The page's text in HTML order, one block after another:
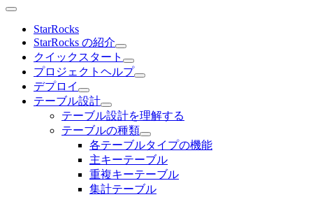
StarRocks
StarRocks の紹介
クイックスタート
プロジェクトヘルプ
デプロイ
テーブル設計
テーブル設計を理解する
テーブルの種類
各テーブルタイプの機能
主キーテーブル
重複キーテーブル
集計テーブル